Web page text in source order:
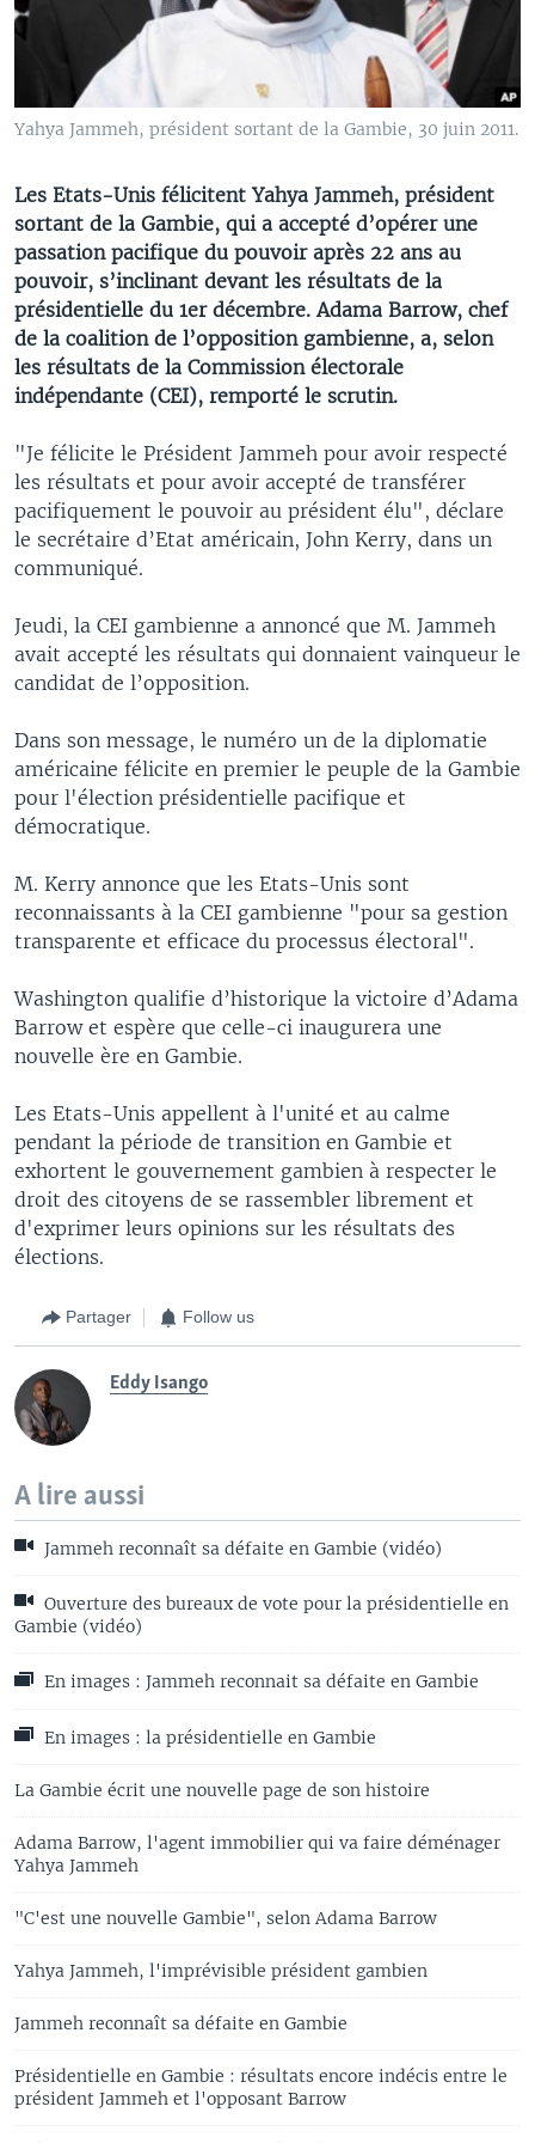
Yahya Jammeh, président sortant de la Gambie, 30 juin 2011.
Les Etats-Unis félicitent Yahya Jammeh, président
sortant de la Gambie, qui a accepté d’opérer une
passation pacifique du pouvoir après 22 ans au
pouvoir, s’inclinant devant les résultats de la
présidentielle du 1er décembre. Adama Barrow, chef
de la coalition de l’opposition gambienne, a, selon
les résultats de la Commission électorale
indépendante (CEI), remporté le scrutin.
"Je félicite le Président Jammeh pour avoir respecté
les résultats et pour avoir accepté de transférer
pacifiquement le pouvoir au président élu", déclare
le secrétaire d’Etat américain, John Kerry, dans un
communiqué.
Jeudi, la CEI gambienne a annoncé que M. Jammeh
avait accepté les résultats qui donnaient vainqueur le
candidat de l’opposition.
Dans son message, le numéro un de la diplomatie
américaine félicite en premier le peuple de la Gambie
pour l'élection présidentielle pacifique et
démocratique.
M. Kerry annonce que les Etats-Unis sont
reconnaissants à la CEI gambienne "pour sa gestion
transparente et efficace du processus électoral".
Washington qualifie d’historique la victoire d’Adama
Barrow et espère que celle-ci inaugurera une
nouvelle ère en Gambie.
Les Etats-Unis appellent à l'unité et au calme
pendant la période de transition en Gambie et
exhortent le gouvernement gambien à respecter le
droit des citoyens de se rassembler librement et
d'exprimer leurs opinions sur les résultats des
élections.
Partager Follow us
Eddy Isango
A lire aussi
Jammeh reconnaît sa défaite en Gambie (vidéo)
Ouverture des bureaux de vote pour la présidentielle en
Gambie (vidéo)
En images : Jammeh reconnait sa défaite en Gambie
En images : la présidentielle en Gambie
La Gambie écrit une nouvelle page de son histoire
Adama Barrow, l'agent immobilier qui va faire déménager
Yahya Jammeh
"C'est une nouvelle Gambie", selon Adama Barrow
Yahya Jammeh, l'imprévisible président gambien
Jammeh reconnaît sa défaite en Gambie
Présidentielle en Gambie : résultats encore indécis entre le
président Jammeh et l'opposant Barrow